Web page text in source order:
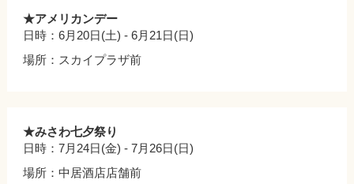
★アメリカンデー
日時：6月20日(土) - 6月21日(日)
場所：スカイプラザ前
★みさわ七夕祭り
日時：7月24日(金) - 7月26日(日)
場所：中居酒店店舗前